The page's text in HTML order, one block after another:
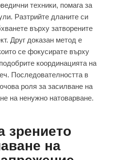
техники, помага за
Разтрийте дланите си
върху затворените
Друг доказан метод е
се фокусирате върху
координацията на
Последователността в
роля за засилване на
на ненужно натоварване.
зрението
на